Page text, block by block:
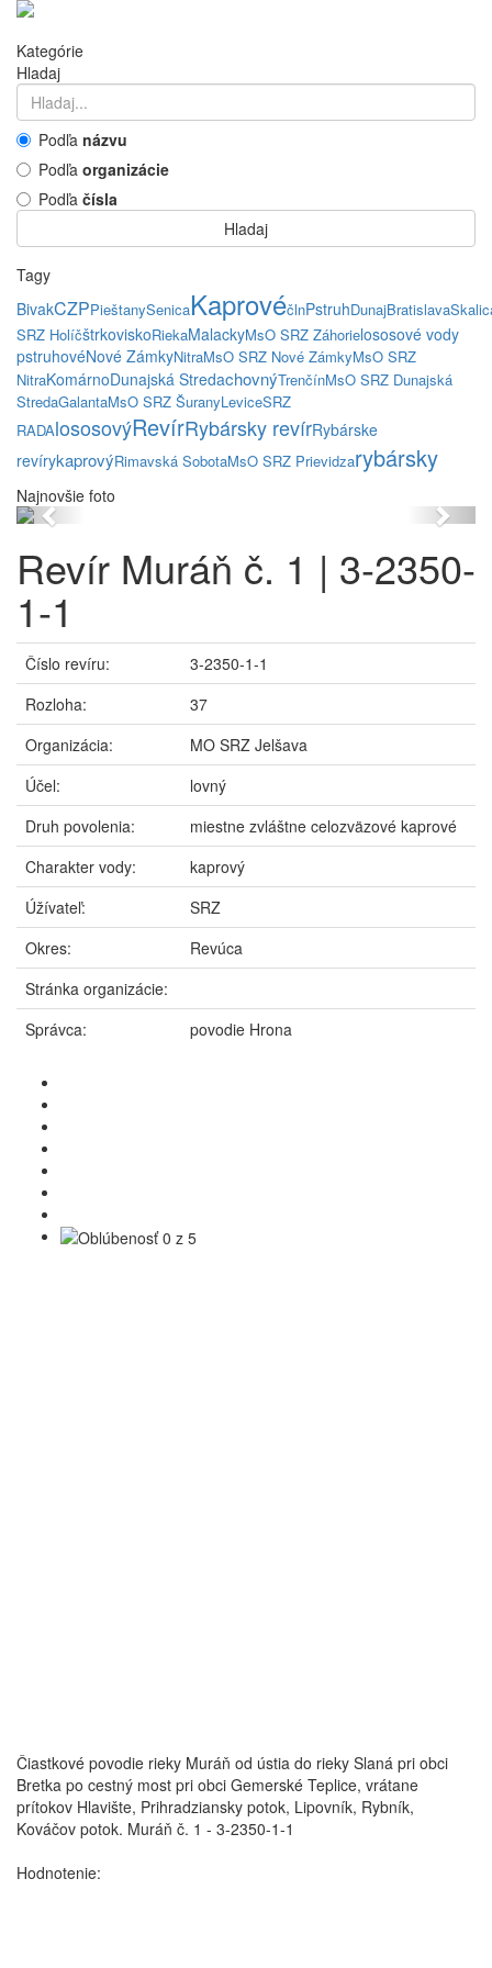
Kategórie
Hladaj
Podľa názvu
Podľa organizácie
Podľa čísla
Hladaj
Tagy
BivakCZPPieštanySenicaKaprovéčlnPstruhDunajBratislava
SRZ HolíčštrkoviskoRiekaMalackyMsO SRZ Záhorielososové vody
pstruhovéNové ZámkyNitraMsO SRZ Nové ZámkyMsO SRZ
NitraKomárnoDunajská StredachovnýTrenčínMsO SRZ Dunajská
StredaGalantaMsO SRZ ŠuranyLeviceSRZ
RADAlososovýRevírRybársky revírRybárske
revírykaprovýRimavská SobotaMsO SRZ Prievidzarybársky
Najnovšie foto
Previous Next
Revír Muráň č. 1 | 3-2350-
1-1
Číslo revíru:
3-2350-1-1
Rozloha:
37
Organizácia:
MO SRZ Jelšava
Účel:
lovný
Druh povolenia:
miestne zvláštne celozväzové kaprové
Charakter vody:
kaprový
Úžívateľ:
SRZ
Okres:
Revúca
Stránka organizácie:
Správca:
povodie Hrona
Čiastkové povodie rieky Muráň od ústia do rieky Slaná pri obci
Bretka po cestný most pri obci Gemerské Teplice, vrátane
prítokov Hlavište, Prihradziansky potok, Lipovník, Rybník,
Kováčov potok. Muráň č. 1 - 3-2350-1-1
Hodnotenie: